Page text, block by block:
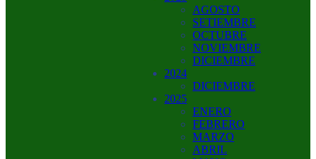
AGOSTO
SETIEMBRE
OCTUBRE
NOVIEMBRE
DICIEMBRE
2024
DICIEMBRE
2025
ENERO
FEBRERO
MARZO
ABRIL